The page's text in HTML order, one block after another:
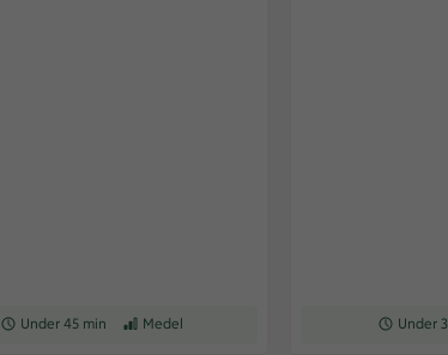
Receptet tar Under 45 min att tillaga
Under 45 min Receptet har Medel svårighetsgrad
Medel Receptet
Under